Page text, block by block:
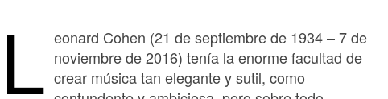
L eonard Cohen (21 de septiembre de 1934 – 7 de
noviembre de 2016) tenía la enorme facultad de
crear música tan elegante y sutil, como